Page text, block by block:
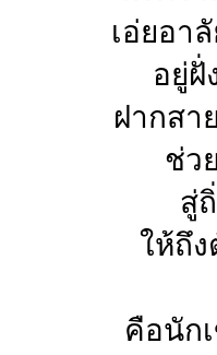
เอ่ยอา
อยู่ฝั่
ฝากสา
ช่ว
สู่
ให้ถึ
คือนัก